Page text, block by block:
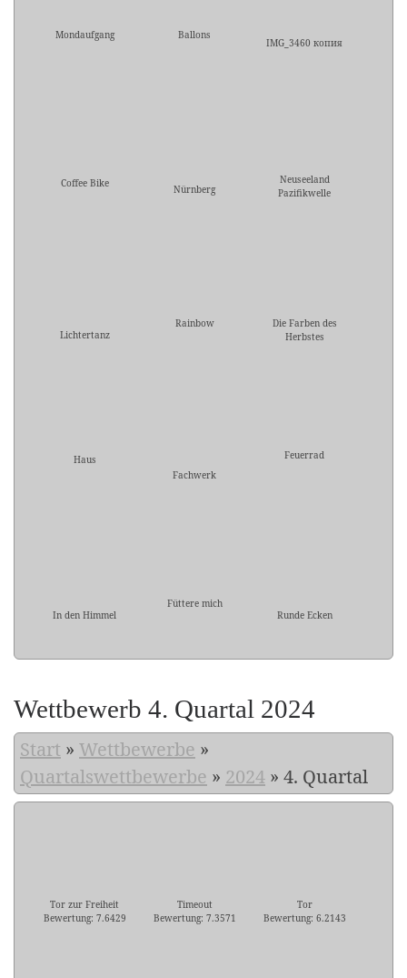
Mondaufgang Ballons
IMG_3460 копия
Coffee Bike Nürnberg
Neuseeland
Pazifikwelle
Lichtertanz
Rainbow
Die Farben des
Herbstes
Haus
Fachwerk
Feuerrad
In den Himmel
Füttere mich
Runde Ecken
Wettbewerb 4. Quartal 2024
Start » Wettbewerbe »
Quartalswettbewerbe » 2024 » 4. Quartal
Tor zur Freiheit
Bewertung: 7.6429
Timeout
Bewertung: 7.3571
Tor
Bewertung: 6.2143